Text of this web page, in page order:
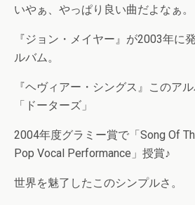
いやぁ、やっぱり良い曲だよなぁ。
『ジョン・メイヤー』が2003年に
ルバム。
『ヘヴィアー・シングス』このア
「ドーターズ」
2004年度グラミー賞で「Song Of
Pop Vocal Performance」授賞♪
世界を魅了したこのシンプルさ。